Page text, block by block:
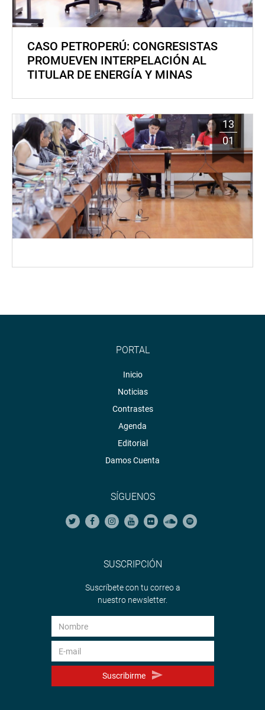
CASO PETROPERÚ: CONGRESISTAS
PROMUEVEN INTERPELACIÓN AL
TITULAR DE ENERGÍA Y MINAS
13
01
PORTAL
Inicio
Noticias
Contrastes
Agenda
Editorial
Damos Cuenta
SÍGUENOS
SUSCRIPCIÓN
Suscríbete con tu correo a
nuestro newsletter.
Suscribirme